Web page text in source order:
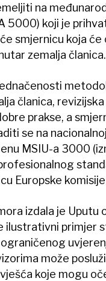
na
5000) koji je
smjernicu koja
zemalja članica.
članica,
prakse, a
se na
MSIU-a 3000
Europske
izdala je Uputu
ilustrativni primjer
može
koje mogu